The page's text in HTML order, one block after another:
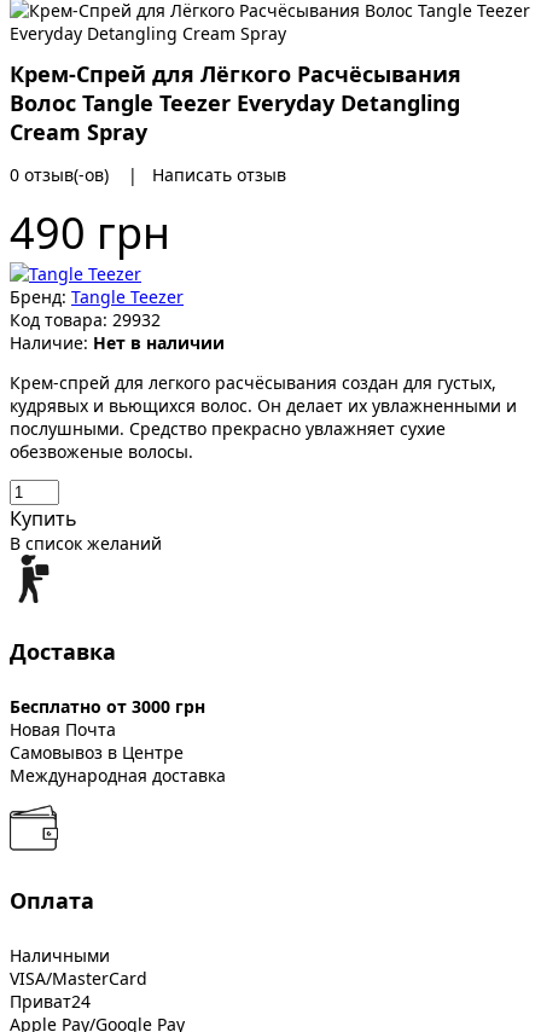
Крем-Спрей для Лёгкого Расчёсывания
Волос Tangle Teezer Everyday Detangling
Cream Spray
0 отзыв(-ов) | Написать отзыв
490 грн
Бренд: Tangle Teezer
Код товара: 29932
Наличие: Нет в наличии
Крем-спрей для легкого расчёсывания создан для густых,
кудрявых и вьющихся волос. Он делает их увлажненными и
послушными. Средство прекрасно увлажняет сухие
обезвоженые волосы.
Купить
В список желаний
Доставка
Бесплатно от 3000 грн
Новая Почта
Самовывоз в Центре
Международная доставка
Оплата
Наличными
VISA/MasterCard
Приват24
Apple Pay/Google Pay